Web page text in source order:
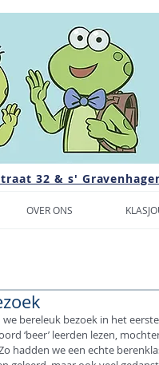
32 & s'
OVER ONS
bereleuk bezoek in het
‘beer’ leerden lezen,
hadden we een echte